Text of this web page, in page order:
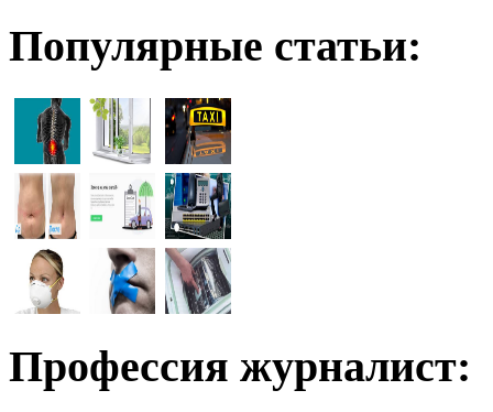
Популярные статьи:
Профессия журналист: